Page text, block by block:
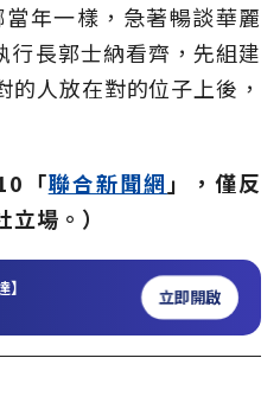
年一樣，急著暢談華麗
行長郭士納看齊，先組建
人放在對的位子上後，
「聯合新聞網 」，僅反
場。）
立即開啟